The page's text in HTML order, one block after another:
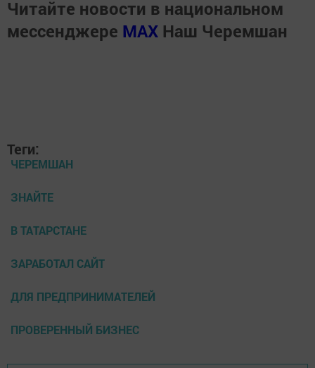
Читайте новости в национальном
мессенджере MАХ Наш Черемшан
Теги:
ЧЕРЕМШАН
ЗНАЙТЕ
В ТАТАРСТАНЕ
ЗАРАБОТАЛ САЙТ
ДЛЯ ПРЕДПРИНИМАТЕЛЕЙ
ПРОВЕРЕННЫЙ БИЗНЕС